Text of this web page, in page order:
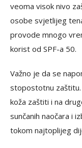
veoma visok nivo
osobe svjetlijeg
provode mnogo
korist od SPF-a 50.
Važno je da se
stopostotnu
koža zaštiti i na
sunčanih naočara i
tokom najtoplijeg